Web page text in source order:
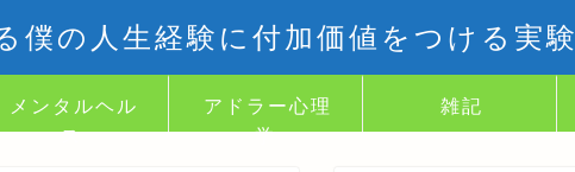
僕の人生経験に付加価値をつける実験
メンタルヘル
ス
アドラー心理
学
雑記